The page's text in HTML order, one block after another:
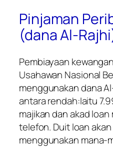
Pinjaman
(dana Al-
Pembiayaan kewangan
Usahawan Nasional
menggunakan dana
antara rendah:Iaitu
majikan dan akad
telefon. Duit loan
menggunakan mana-